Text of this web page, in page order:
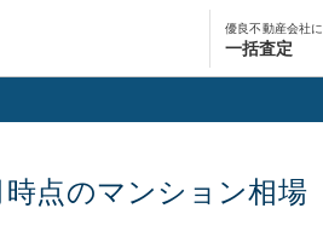
優良不動産会社に
一括査定
時点のマンション相場